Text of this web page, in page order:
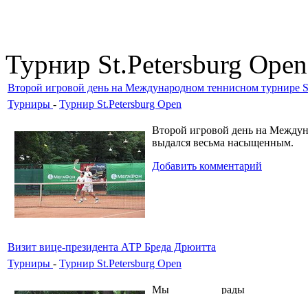
Турнир St.Petersburg Open
Второй игровой день на Международном теннисном турнире
Турниры - Турнир St.Petersburg Open
Второй игровой день на
выдался весьма насыщенным.
Добавить комментарий
Визит вице-президента АТР Бреда Дрюитта
Турниры - Турнир St.Petersburg Open
Мы рады